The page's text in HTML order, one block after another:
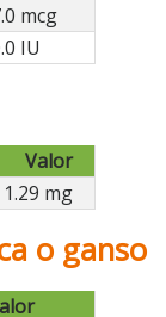
mcg
IU
Valor
1.29 mg
o ganso